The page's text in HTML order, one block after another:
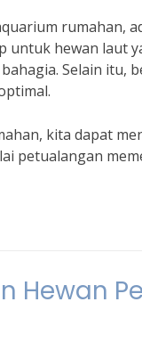
rumahan,
untuk hewan laut
Selain itu,
kita dapat
petualangan
Hewan